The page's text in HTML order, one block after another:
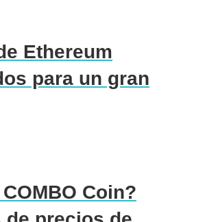
Ethereum
para un gran
Coin?